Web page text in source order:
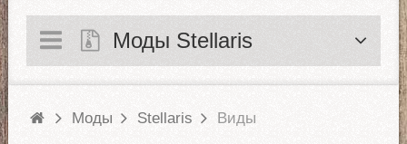
Моды Stellaris
Моды Stellaris Виды